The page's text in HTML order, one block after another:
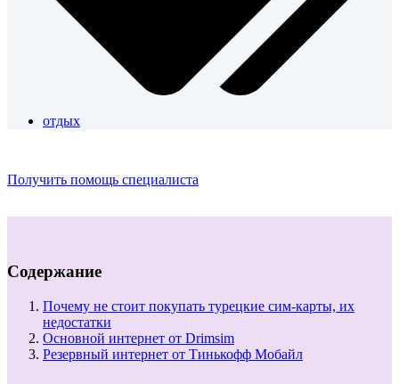
отдых
Получить помощь специалиста
Содержание
Почему не стоит покупать турецкие сим-карты, их
недостатки
Основной интернет от Drimsim
Резервный интернет от Тинькофф Мобайл